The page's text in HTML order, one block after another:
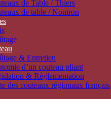
de Table / Thiers
de table / Nontron
& Entretien
d’un couteau pliant
& Règlementation
des couteaux régionaux français